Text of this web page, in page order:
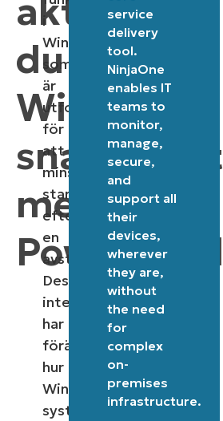
aktiverar
du
Windows
snabbstart
med
PowerShell
i
Windows
som
är
utformad
för
att
minska
starttiden
efter
en
avstängning.
Dess
integration
har
förändrat
hur
Windows-
system
service
delivery
tool.
NinjaOne
enables IT
teams to
monitor,
manage,
secure,
and
support all
their
devices,
wherever
they are,
without
the need
for
complex
on-
premises
infrastructure.